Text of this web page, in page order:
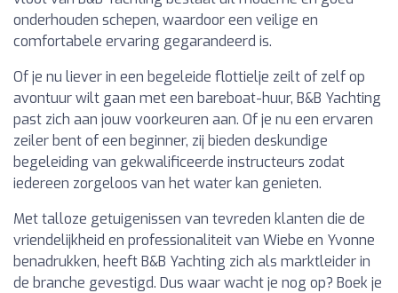
onderhouden schepen, waardoor een veilige en
comfortabele ervaring gegarandeerd is.
Of je nu liever in een begeleide flottielje zeilt of zelf op
avontuur wilt gaan met een bareboat-huur, B&B Yachting
past zich aan jouw voorkeuren aan. Of je nu een ervaren
zeiler bent of een beginner, zij bieden deskundige
begeleiding van gekwalificeerde instructeurs zodat
iedereen zorgeloos van het water kan genieten.
Met talloze getuigenissen van tevreden klanten die de
vriendelijkheid en professionaliteit van Wiebe en Yvonne
benadrukken, heeft B&B Yachting zich als marktleider in
de branche gevestigd. Dus waar wacht je nog op? Boek je